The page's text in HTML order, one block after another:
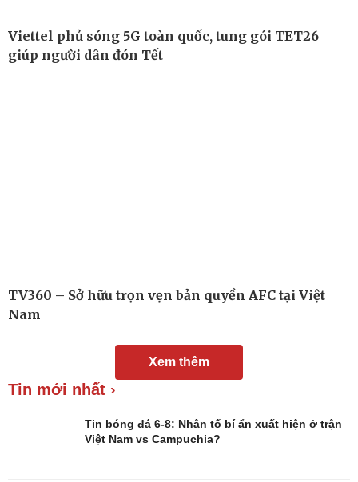
Ăn sạch sống khỏe
Tình yêu - Gia đình
Văn hóa
Sân khấu - Điện ảnh
Di sản
Viettel phủ sóng 5G toàn quốc, tung gói TET26
giúp người dân đón Tết
TV360 – Sở hữu trọn vẹn bản quyền AFC tại Việt
Nam
Xem thêm
Tin mới nhất ›
Tin bóng đá 6-8: Nhân tố bí ẩn xuất hiện ở trận
Việt Nam vs Campuchia?